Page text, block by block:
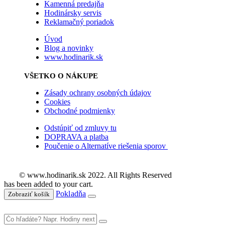
Kamenná predajňa
Hodinársky servis
Reklamačný poriadok
Úvod
Blog a novinky
www.hodinarik.sk
VŠETKO O NÁKUPE
Zásady ochrany osobných údajov
Cookies
Obchodné podmienky
Odstúpiť od zmluvy tu
DOPRAVA a platba
Poučenie o Alternatíve riešenia sporov
© www.hodinarik.sk 2022. All Rights Reserved
has been added to your cart.
Zobraziť košík Pokladňa